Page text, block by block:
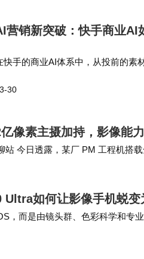
营销新突破：快手商业AI
快手的商业AI体系中，从投前的素
面，但背后都折射出了快手在商业
30
像素主摄加持，影像能
站 今日透露，某厂 PM 工程机搭
帧高增益技术。 据介…
如何让影像手机蜕变
，而是由镜头群、色彩科学和专
焦段、用克制的算法取代粗暴的